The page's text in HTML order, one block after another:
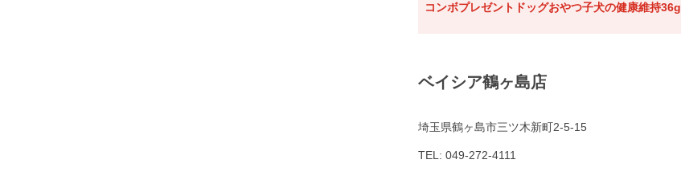
コンボプレゼントドッグおやつ子犬の健康維持36g
ベイシア鶴ヶ島店
埼玉県鶴ヶ島市三ツ木新町2-5-15
TEL: 049-272-4111